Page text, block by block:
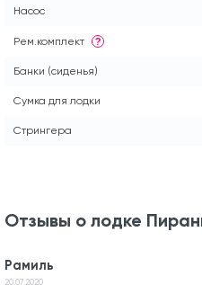
Насос
Рем.комплект ?
Банки (сиденья)
Сумка для лодки
Стрингера
Отзывы о лодке
Рамиль
20.07.2020